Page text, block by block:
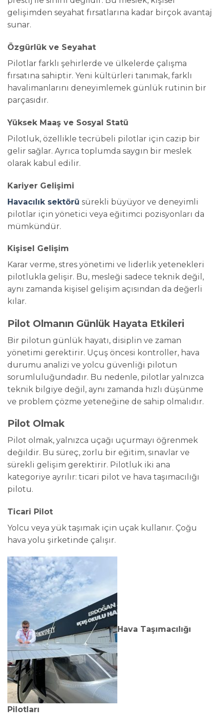
gelişimden seyahat fırsatlarına kadar birçok avantaj
sunar.
Özgürlük ve Seyahat
Pilotlar farklı şehirlerde ve ülkelerde çalışma
fırsatına sahiptir. Yeni kültürleri tanımak, farklı
havalimanlarını deneyimlemek günlük rutinin bir
parçasıdır.
Yüksek Maaş ve Sosyal Statü
Pilotluk, özellikle tecrübeli pilotlar için cazip bir
gelir sağlar. Ayrıca toplumda saygın bir meslek
olarak kabul edilir.
Kariyer Gelişimi
Havacılık sektörü sürekli büyüyor ve deneyimli
pilotlar için yönetici veya eğitimci pozisyonları da
mümkündür.
Kişisel Gelişim
Karar verme, stres yönetimi ve liderlik yetenekleri
pilotlukla gelişir. Bu, mesleği sadece teknik değil,
aynı zamanda kişisel gelişim açısından da değerli
kılar.
Pilot Olmanın Günlük Hayata Etkileri
Bir pilotun günlük hayatı, disiplin ve zaman
yönetimi gerektirir. Uçuş öncesi kontroller, hava
durumu analizi ve yolcu güvenliği pilotun
sorumluluğundadır. Bu nedenle, pilotlar yalnızca
teknik bilgiye değil, aynı zamanda hızlı düşünme
ve problem çözme yeteneğine de sahip olmalıdır.
Pilot Olmak
Pilot olmak, yalnızca uçağı uçurmayı öğrenmek
değildir. Bu süreç, zorlu bir eğitim, sınavlar ve
sürekli gelişim gerektirir. Pilotluk iki ana
kategoriye ayrılır: ticari pilot ve hava taşımacılığı
pilotu.
Ticari Pilot
Yolcu veya yük taşımak için uçak kullanır. Çoğu
hava yolu şirketinde çalışır.
Hava Taşımacılığı
Pilotları